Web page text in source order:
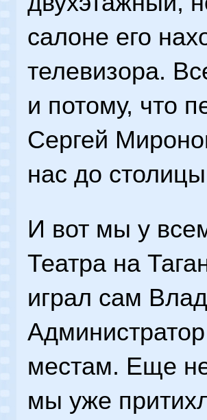
салоне его
телевизора.
и потому, что
Сергей
нас до
И вот мы у
Театра на
играл сам
местам. Еще
мы уже